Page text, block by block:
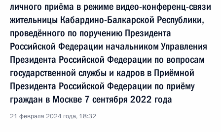
личного приёма в режиме видео-конференц-связи
жительницы Кабардино-Балкарской Республики,
проведённого по поручению Президента
Российской Федерации начальником Управления
Президента Российской Федерации по вопросам
государственной службы и кадров в Приёмной
Президента Российской Федерации по приёму
граждан в Москве 7 сентября 2022 года
21 февраля 2024 года, 18:32